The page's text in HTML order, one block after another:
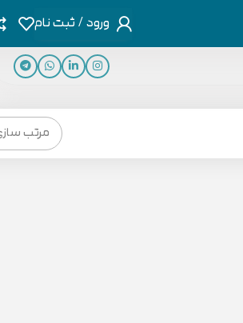
ورود / ثبت نام